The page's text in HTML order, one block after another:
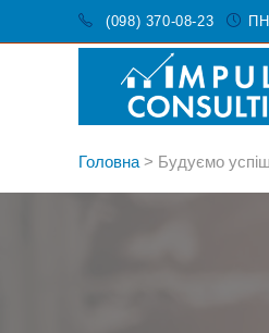
(098) 370-08-23
Головна > Будуємо